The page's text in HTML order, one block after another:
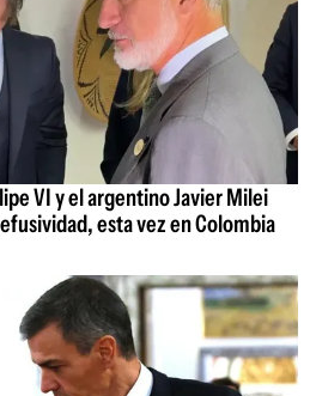
VI y el argentino Javier Milei
esta vez en Colombia